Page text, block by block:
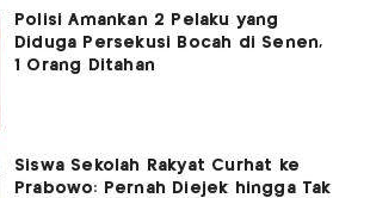
Polisi Amankan 2 Pelaku yang
Diduga Persekusi Bocah di Senen,
1 Orang Ditahan
Siswa Sekolah Rakyat Curhat ke
Prabowo: Pernah Diejek hingga Tak